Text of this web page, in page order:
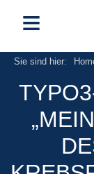
≡
Sie sind hier: